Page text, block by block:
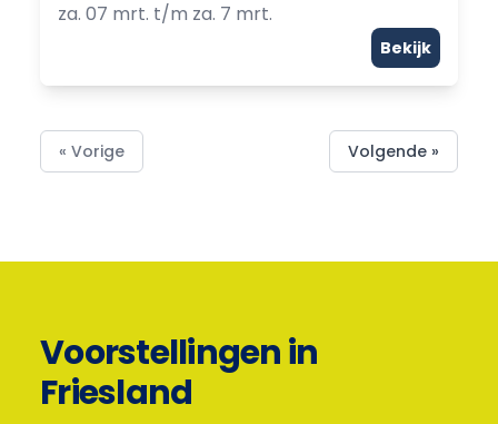
za. 07 mrt. t/m za. 7 mrt.
Bekijk
« Vorige Volgende »
Voorstellingen in
Friesland